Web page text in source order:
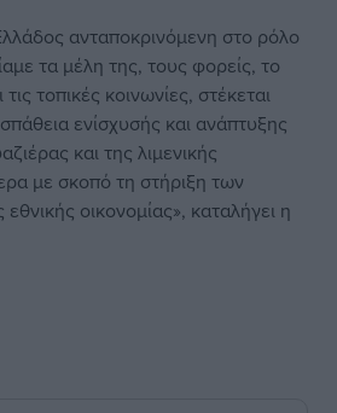
ανταποκρινόμενη στο ρόλο
τα μέλη της, τους φορείς, το
τοπικές κοινωνίες, στέκεται
ενίσχυσής και ανάπτυξης
και της λιμενικής
με σκοπό τη στήριξη των
εθνικής οικονομίας», καταλήγει η